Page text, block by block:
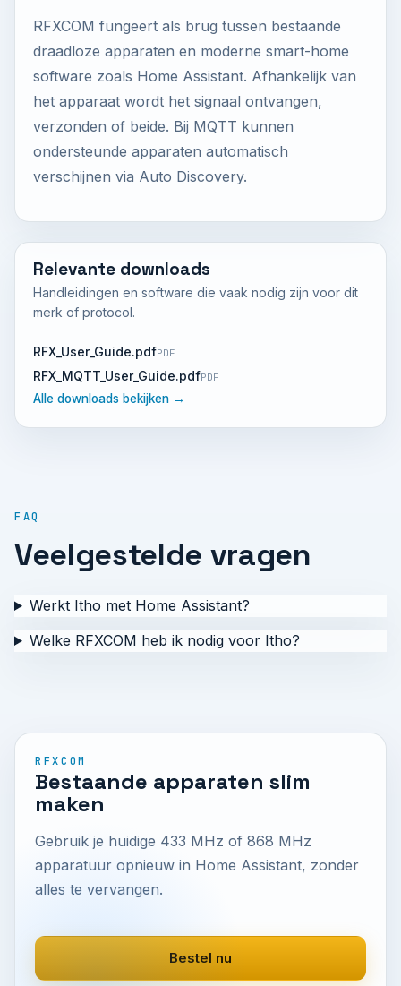
RFXCOM fungeert als brug tussen bestaande
draadloze apparaten en moderne smart-home
software zoals Home Assistant. Afhankelijk van
het apparaat wordt het signaal ontvangen,
verzonden of beide. Bij MQTT kunnen
ondersteunde apparaten automatisch
verschijnen via Auto Discovery.
Relevante downloads
Handleidingen en software die vaak nodig zijn voor dit
merk of protocol.
RFX_User_Guide.pdfPDF
RFX_MQTT_User_Guide.pdfPDF
Alle downloads bekijken →
FAQ
Veelgestelde vragen
Werkt Itho met Home Assistant?
Welke RFXCOM heb ik nodig voor Itho?
RFXCOM
Bestaande apparaten slim
maken
Gebruik je huidige 433 MHz of 868 MHz
apparatuur opnieuw in Home Assistant, zonder
alles te vervangen.
Bestel nu